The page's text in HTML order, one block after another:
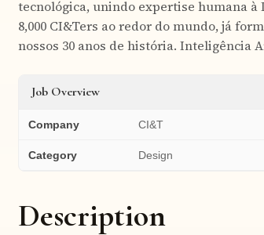
tecnológica, unindo expertise humana à
8,000 CI&Ters ao redor do mundo, já
nossos 30 anos de história. Inteligência
Job Overview
Company CI&T
Category Design
Description